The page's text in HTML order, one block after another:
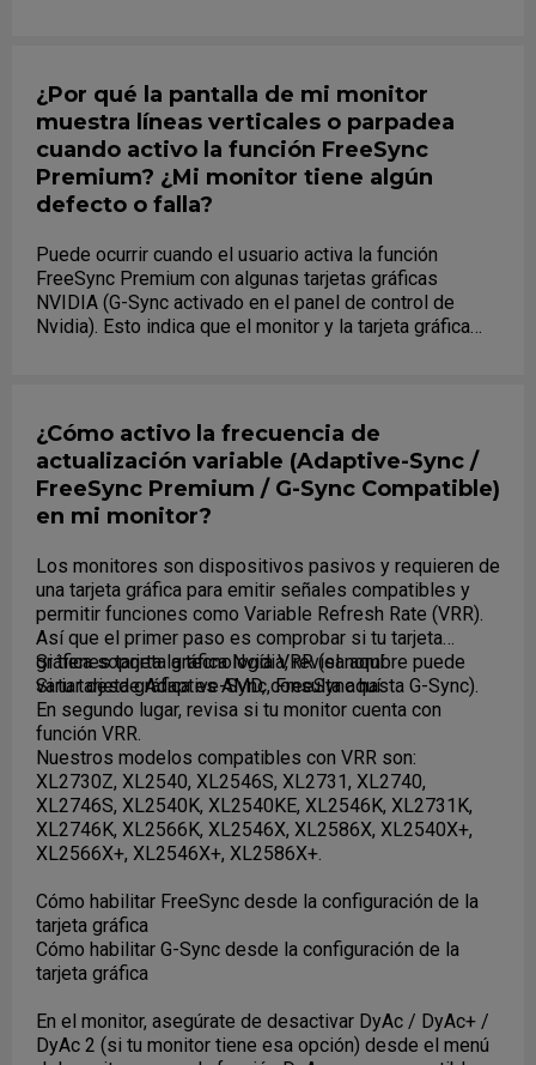
¿Por qué la pantalla de mi monitor
muestra líneas verticales o parpadea
cuando activo la función FreeSync
Premium? ¿Mi monitor tiene algún
defecto o falla?
Puede ocurrir cuando el usuario activa la función
FreeSync Premium con algunas tarjetas gráficas
NVIDIA (G-Sync activado en el panel de control de
Nvidia). Esto indica que el monitor y la tarjeta gráfica
¿Cómo activo la frecuencia de
actualización variable (Adaptive-Sync /
FreeSync Premium / G-Sync Compatible)
en mi monitor?
Los monitores son dispositivos pasivos y requieren de
una tarjeta gráfica para emitir señales compatibles y
permitir funciones como Variable Refresh Rate (VRR).
Así que el primer paso es comprobar si tu tarjeta
gráfica soporta la tecnología VRR (el nombre puede
variar desde Adaptive-Sync, FreeSync hasta G-Sync).
Si tienes tarjeta gráfica Nvidia, revisaaquí
Si tu tarjeta gráfica es AMD, consultaaquí
En segundo lugar, revisa si tu monitor cuenta con
función VRR.
Nuestros modelos compatibles con VRR son:
XL2730Z, XL2540, XL2546S, XL2731, XL2740,
XL2746S, XL2540K, XL2540KE, XL2546K, XL2731K,
XL2746K, XL2566K, XL2546X, XL2586X, XL2540X+,
XL2566X+, XL2546X+, XL2586X+.
Cómo habilitar FreeSync desde la configuración de la
tarjeta gráfica
Cómo habilitar G-Sync desde la configuración de la
tarjeta gráfica
En el monitor, asegúrate de desactivar DyAc / DyAc+ /
DyAc 2 (si tu monitor tiene esa opción) desde el menú